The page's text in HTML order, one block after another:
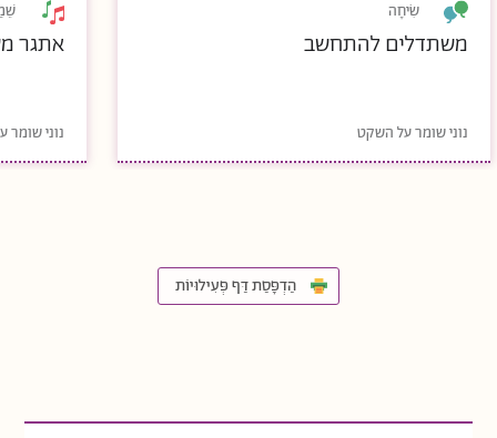
שִׂיחָה
משתדלים להתחשב
נוני שומר על השקט
אתגר
נוני
הַדְפָּסַת דַּף פְּעִילוּיוֹת